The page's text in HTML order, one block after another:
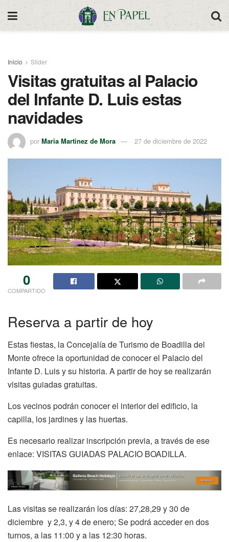
Inicio Slider
Visitas gratuitas al Palacio
del Infante D. Luis estas
navidades
por Maria Martinez de Mora 27 de diciembre de 2022
0
COMPARTIDO
Reserva a partir de hoy
Estas fiestas, la Concejalía de Turismo de Boadilla del
Monte ofrece la oportunidad de conocer el Palacio del
Infante D. Luis y su historia. A partir de hoy se realizarán
visitas guiadas gratuitas.
Los vecinos podrán conocer el interior del edificio, la
capilla, los jardines y las huertas.
Es necesario realizar inscripción previa, a través de ese
enlace: VISITAS GUIADAS PALACIO BOADILLA.
Las visitas se realizarán los días: 27,28,29 y 30 de
diciembre y 2,3, y 4 de enero; Se podrá acceder en dos
turnos, a las 11:00 y a las 12:30 horas.